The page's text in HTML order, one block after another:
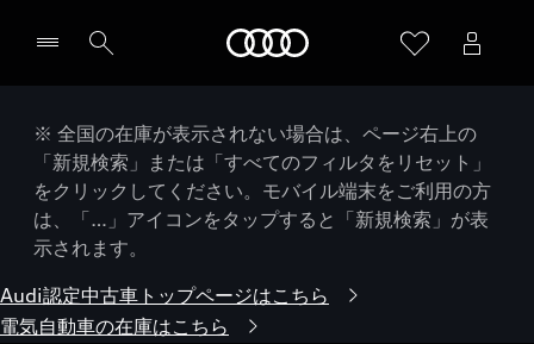
※ 全国の在庫が表示されない場合は、ページ右上の
「新規検索」または「すべてのフィルタをリセット」
をクリックしてください。モバイル端末をご利用の方
は、「…」アイコンをタップすると「新規検索」が表
示されます。
Audi認定中古車トップページはこちら
電気自動車の在庫はこちら